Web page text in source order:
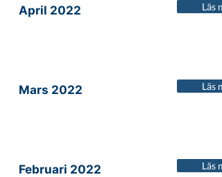
April 2022 Läs
Mars 2022 Läs
Februari 2022 Läs